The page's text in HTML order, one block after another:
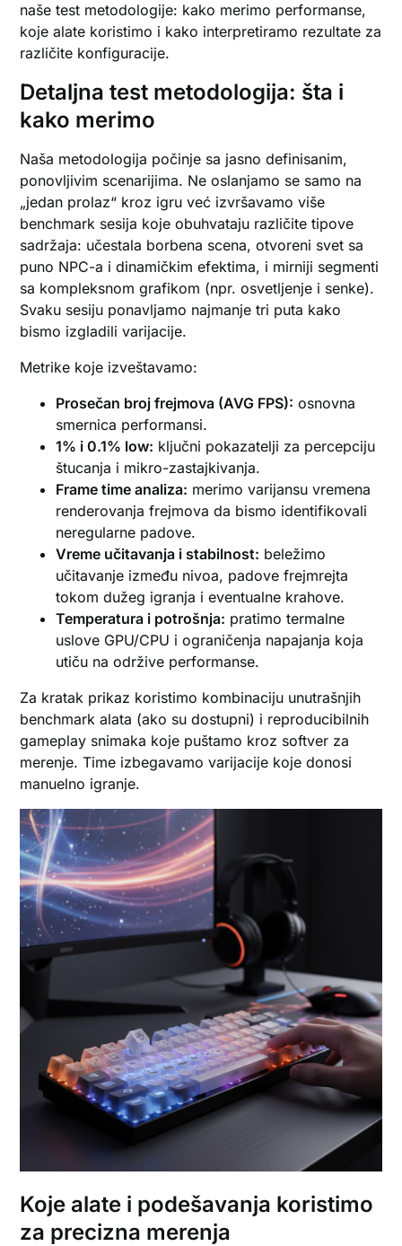
naše test metodologije: kako merimo performanse,
koje alate koristimo i kako interpretiramo rezultate za
različite konfiguracije.
Detaljna test metodologija: šta i
kako merimo
Naša metodologija počinje sa jasno definisanim,
ponovljivim scenarijima. Ne oslanjamo se samo na
„jedan prolaz“ kroz igru već izvršavamo više
benchmark sesija koje obuhvataju različite tipove
sadržaja: učestala borbena scena, otvoreni svet sa
puno NPC-a i dinamičkim efektima, i mirniji segmenti
sa kompleksnom grafikom (npr. osvetljenje i senke).
Svaku sesiju ponavljamo najmanje tri puta kako
bismo izgladili varijacije.
Metrike koje izveštavamo:
Prosečan broj frejmova (AVG FPS): osnovna
smernica performansi.
1% i 0.1% low: ključni pokazatelji za percepciju
štucanja i mikro-zastajkivanja.
Frame time analiza: merimo varijansu vremena
renderovanja frejmova da bismo identifikovali
neregularne padove.
Vreme učitavanja i stabilnost: beležimo
učitavanje između nivoa, padove frejmrejta
tokom dužeg igranja i eventualne krahove.
Temperatura i potrošnja: pratimo termalne
uslove GPU/CPU i ograničenja napajanja koja
utiču na održive performanse.
Za kratak prikaz koristimo kombinaciju unutrašnjih
benchmark alata (ako su dostupni) i reproducibilnih
gameplay snimaka koje puštamo kroz softver za
merenje. Time izbegavamo varijacije koje donosi
manuelno igranje.
Koje alate i podešavanja koristimo
za precizna merenja